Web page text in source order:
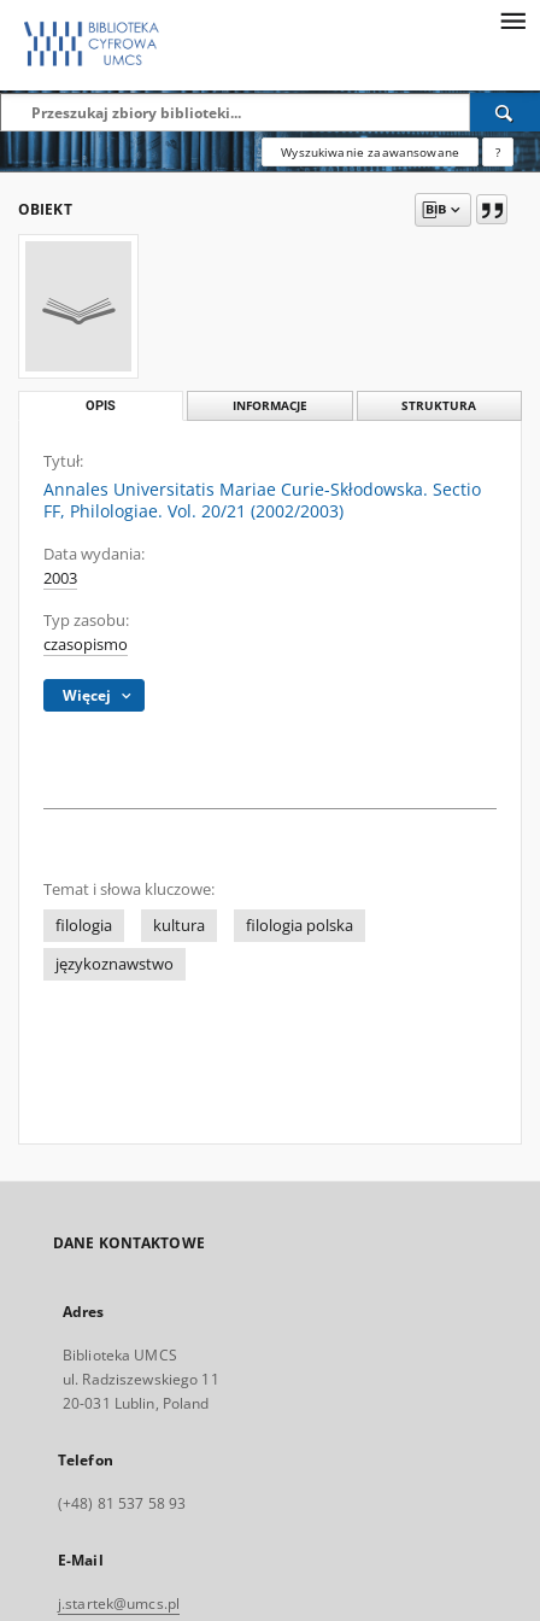
Wyszukiwanie zaawansowane ?
OBIEKT
OPIS INFORMACJE STRUKTURA
Tytuł:
Annales Universitatis Mariae Curie-Skłodowska. Sectio
FF, Philologiae. Vol. 20/21 (2002/2003)
Data wydania:
2003
Typ zasobu:
czasopismo
Więcej
Temat i słowa kluczowe:
filologia
kultura
filologia polska
językoznawstwo
DANE KONTAKTOWE
Adres
Biblioteka UMCS
ul. Radziszewskiego 11
20-031 Lublin, Poland
Telefon
(+48) 81 537 58 93
E-Mail
j.startek@umcs.pl